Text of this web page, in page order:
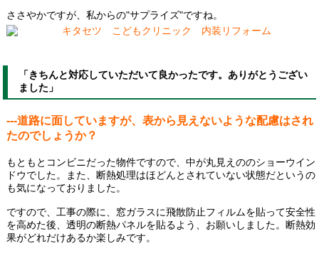
ささやかですが、私からの"サプライズ"ですね。
「きちんと対応していただいて良かったです。ありがとうござい
ました」
---道路に面していますが、表から見えないような配慮はされ
たのでしょうか？
もともとコンビニだった物件ですので、中が丸見えののショーウイン
ドウでした。また、断熱処理はほどんとされていない状態だというの
も気になっておりました。
ですので、工事の際に、窓ガラスに飛散防止フィルムを貼って安全性
を高めた後、透明の断熱パネルを貼るよう、お願いしました。断熱効
果がどれだけあるか楽しみです。